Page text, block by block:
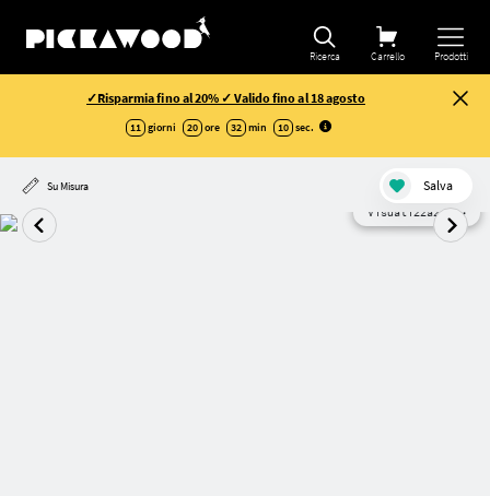
Ricerca Carrello Prodotti
✓Risparmia fino al 20% ✓ Valido fino al 18 agosto
11 giorni 20 ore 32 min 10 sec.
Su Misura Salva
Visualizzazione